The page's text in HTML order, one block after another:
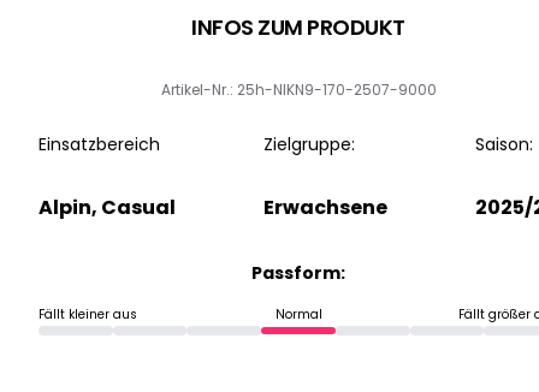
INFOS ZUM PRODUKT
Artikel-Nr.: 25h-NIKN9-170-2507-9000
Einsatzbereich
Alpin, Casual
Zielgruppe:
Erwachsene
Saison:
2025/
Passform:
Fällt kleiner aus Normal Fällt größer